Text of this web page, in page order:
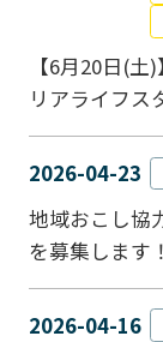
【6月20日(
リアライフス
2026-04-23
地域おこし協
を募集します！
2026-04-16